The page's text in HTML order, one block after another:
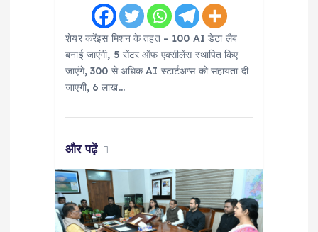
शेयर करेंइस मिशन के तहत – 100 AI डेटा लैब
बनाई जाएंगी, 5 सेंटर ऑफ एक्सीलेंस स्थापित किए
जाएंगे, 300 से अधिक AI स्टार्टअप्स को सहायता दी
जाएगी, 6 लाख…
और पढ़ें